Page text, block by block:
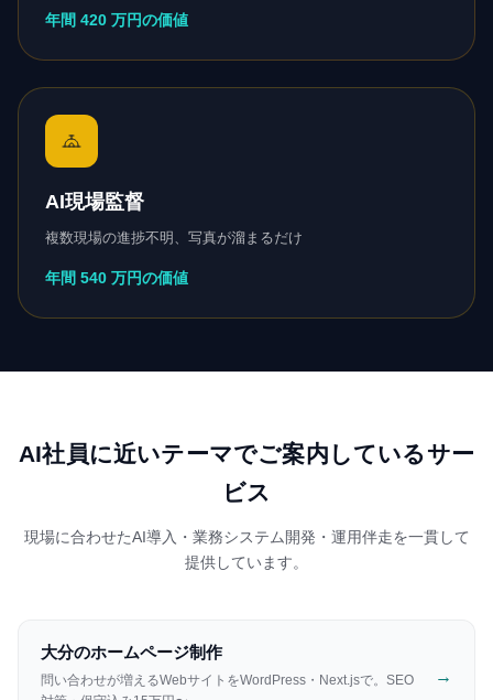
年間 420 万円の価値
AI現場監督
複数現場の進捗不明、写真が溜まるだけ
年間 540 万円の価値
AI社員に近いテーマでご案内しているサー
ビス
現場に合わせたAI導入・業務システム開発・運用伴走を一貫して
提供しています。
大分のホームページ制作
問い合わせが増えるWebサイトをWordPress・Next.jsで。SEO
→